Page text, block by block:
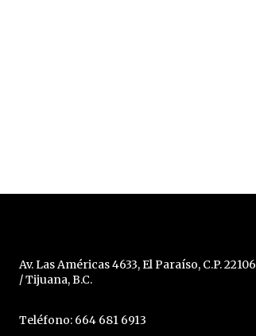
Av. Las Américas 4633, El Paraíso, C.P. 22106
/ Tijuana, B.C.
Teléfono: 664 681 6913